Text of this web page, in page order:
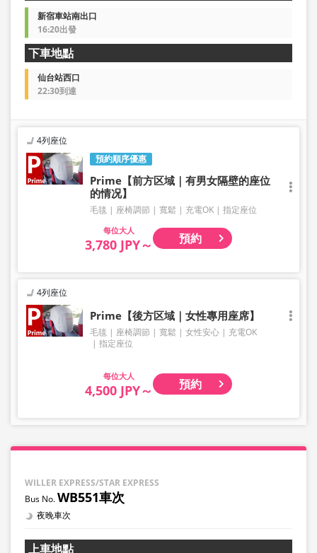
新宿車站南出口
16:20出發
下車地點
仙台站西口
22:30到達
預約順序優惠
4列座位
Prime【前方区域｜有男女隔壁的座位
的情况】
毛毯 座椅調節 寬鬆 充電OK 指定座位
大人
3,780 JPY～ 預約
4列座位
Prime【後方区域｜女性專用座席】
毛毯 座椅調節 寬鬆 女性安心
充電OK
指定座位
大人
4,500 JPY～ 預約
WILLER EXPRESS/STAR EXPRESS
WB551車次
夜晚車次
上車地點